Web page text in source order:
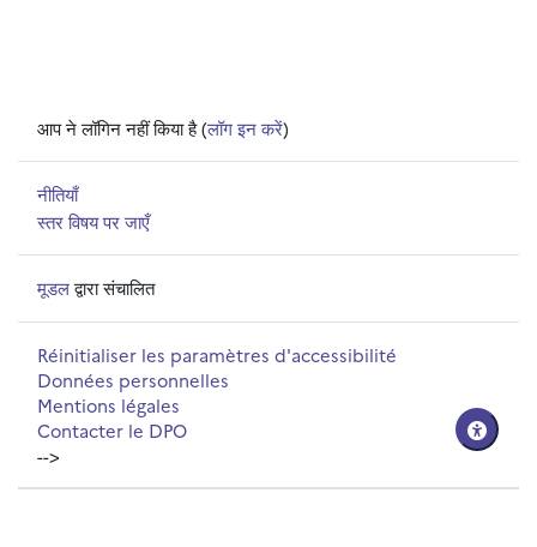
आप ने लॉगिन नहीं किया है (लॉग इन करें)
नीतियाँ
स्तर विषय पर जाएँ
मूडलद्वारा संचालित
Réinitialiser les paramètres d'accessibilité
Données personnelles
Mentions légales
Contacter le DPO
-->